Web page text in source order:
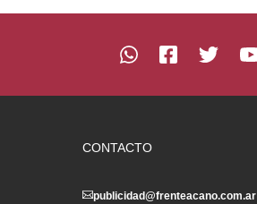
CONTACTO
publicidad@frenteacano.com.ar